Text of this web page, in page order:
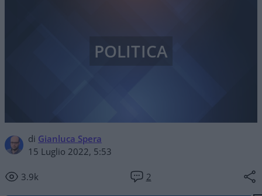
di Gianluca Spera
15 Luglio 2022, 5:53
3.9k 2
POLITICA